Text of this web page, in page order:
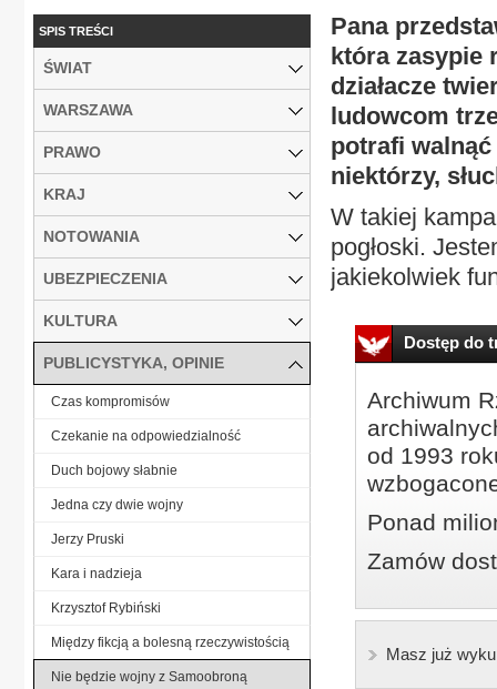
Pana
która zasypie
działacze
ludowcom
potrafi walnąć
niektórzy,
W takiej
pogłoski.
jakiekolwiek
Dostęp do
Archiwum
od 1993
Ponad
Zamów
Masz już
SPIS TREŚCI
ŚWIAT
WARSZAWA
PRAWO
KRAJ
NOTOWANIA
UBEZPIECZENIA
KULTURA
PUBLICYSTYKA, OPINIE
Czas kompromisów
Czekanie na odpowiedzialność
Duch bojowy słabnie
Jedna czy dwie wojny
Jerzy Pruski
Kara i nadzieja
Krzysztof Rybiński
Między fikcją a bolesną rzeczywistością
Nie będzie wojny z Samoobroną